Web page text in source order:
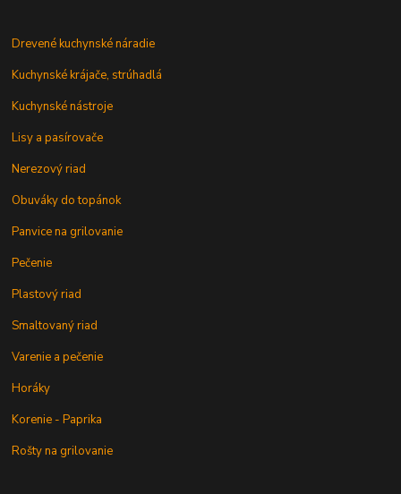
Drevené kuchynské náradie
Kuchynské krájače, strúhadlá
Kuchynské nástroje
Lisy a pasírovače
Nerezový riad
Obuváky do topánok
Panvice na grilovanie
Pečenie
Plastový riad
Smaltovaný riad
Varenie a pečenie
Horáky
Korenie - Paprika
Rošty na grilovanie